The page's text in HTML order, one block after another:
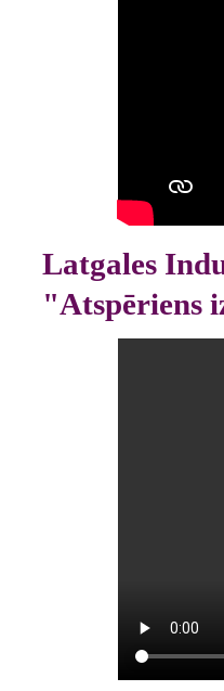
Latgales
"Atspēriens